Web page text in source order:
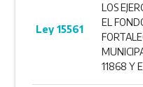
Ley 15561
LOS
EL
11868 Y